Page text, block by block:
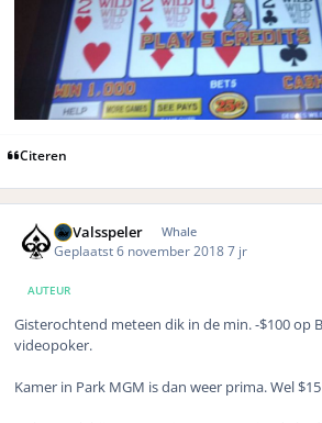
Citeren
DeValsspeler Whale
Geplaatst6 november 20187 jr
AUTEUR
Gisterochtend meteen dik in de min. -$100 op
videopoker.
Kamer in Park MGM is dan weer prima. Wel